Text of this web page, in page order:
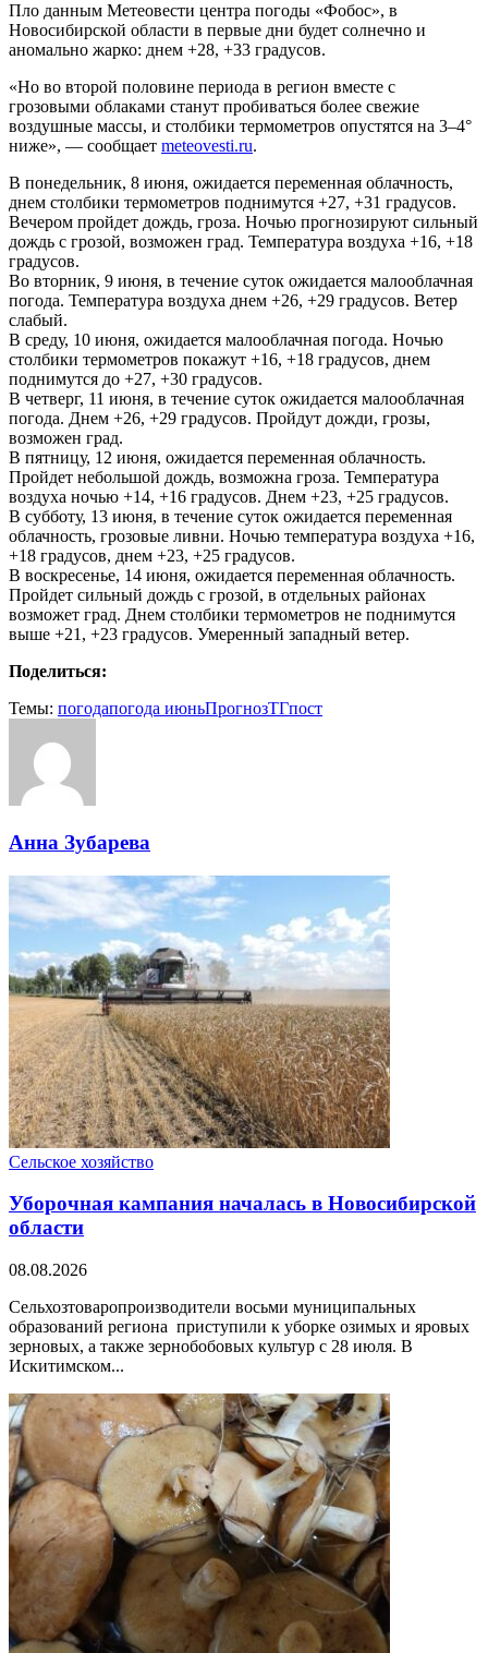
Пло данным Метеовести центра погоды «Фобос», в
Новосибирской области в первые дни будет солнечно и
аномально жарко: днем +28, +33 градусов.
«Но во второй половине периода в регион вместе с
грозовыми облаками станут пробиваться более свежие
воздушные массы, и столбики термометров опустятся на 3–4°
ниже», — сообщает meteovesti.ru.
В понедельник, 8 июня, ожидается переменная облачность,
днем столбики термометров поднимутся +27, +31 градусов.
Вечером пройдет дождь, гроза. Ночью прогнозируют сильный
дождь с грозой, возможен град. Температура воздуха +16, +18
градусов.
Во вторник, 9 июня, в течение суток ожидается малооблачная
погода. Температура воздуха днем +26, +29 градусов. Ветер
слабый.
В среду, 10 июня, ожидается малооблачная погода. Ночью
столбики термометров покажут +16, +18 градусов, днем
поднимутся до +27, +30 градусов.
В четверг, 11 июня, в течение суток ожидается малооблачная
погода. Днем +26, +29 градусов. Пройдут дожди, грозы,
возможен град.
В пятницу, 12 июня, ожидается переменная облачность.
Пройдет небольшой дождь, возможна гроза. Температура
воздуха ночью +14, +16 градусов. Днем +23, +25 градусов.
В субботу, 13 июня, в течение суток ожидается переменная
облачность, грозовые ливни. Ночью температура воздуха +16,
+18 градусов, днем +23, +25 градусов.
В воскресенье, 14 июня, ожидается переменная облачность.
Пройдет сильный дождь с грозой, в отдельных районах
возможет град. Днем столбики термометров не поднимутся
выше +21, +23 градусов. Умеренный западный ветер.
Поделиться:
Темы: погодапогода июньПрогнозТГпост
Анна Зубарева
Сельское хозяйство
Уборочная кампания началась в Новосибирской
области
08.08.2026
Сельхозтоваропроизводители восьми муниципальных
образований региона приступили к уборке озимых и яровых
зерновых, а также зернобобовых культур с 28 июля. В
Искитимском...